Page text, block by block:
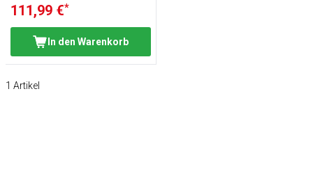
111,99 €*
In den Warenkorb
1 Artikel